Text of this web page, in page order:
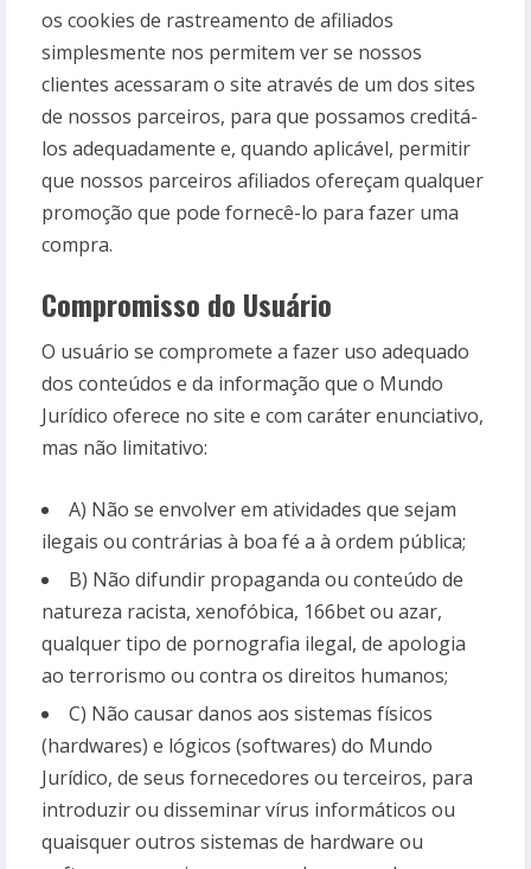
os cookies de rastreamento de afiliados
simplesmente nos permitem ver se nossos
clientes acessaram o site através de um dos sites
de nossos parceiros, para que possamos creditá-
los adequadamente e, quando aplicável, permitir
que nossos parceiros afiliados ofereçam qualquer
promoção que pode fornecê-lo para fazer uma
compra.
Compromisso do Usuário
O usuário se compromete a fazer uso adequado
dos conteúdos e da informação que o Mundo
Jurídico oferece no site e com caráter enunciativo,
mas não limitativo:
A) Não se envolver em atividades que sejam
ilegais ou contrárias à boa fé a à ordem pública;
B) Não difundir propaganda ou conteúdo de
natureza racista, xenofóbica, 166betou azar,
qualquer tipo de pornografia ilegal, de apologia
ao terrorismo ou contra os direitos humanos;
C) Não causar danos aos sistemas físicos
(hardwares) e lógicos (softwares) do Mundo
Jurídico, de seus fornecedores ou terceiros, para
introduzir ou disseminar vírus informáticos ou
quaisquer outros sistemas de hardware ou